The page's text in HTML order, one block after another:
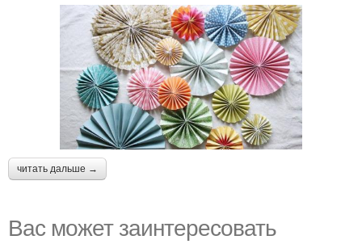
читать дальше →
Вас может заинтересовать